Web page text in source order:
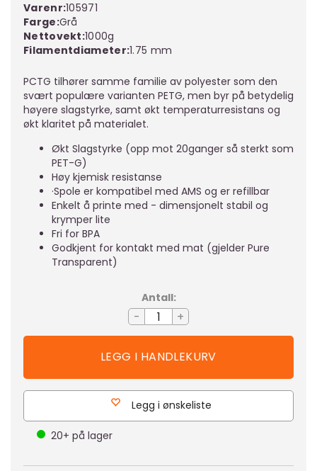
Varenr:105971
Farge Grå
Nettovekt 1000g
Filamentdiameter 1.75 mm
PCTG tilhører samme familie av polyester som den
svært populære varianten PETG, men byr på betydelig
høyere slagstyrke, samt økt temperaturresistans og
økt klaritet på materialet.
Økt Slagstyrke (opp mot 20ganger så sterkt som
PET-G)
Høy kjemisk resistanse
·Spole er kompatibel med AMS og er refillbar
Enkelt å printe med - dimensjonelt stabil og
krymper lite
Fri for BPA
Godkjent for kontakt med mat (gjelder Pure
Transparent)
Antall:
- +
Legg i ønskeliste
20+ på lager